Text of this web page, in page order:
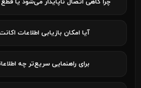
چرا گاهی اتصال ناپایدار می‌شود یا
آیا امکان بازیابی اطلاعات
برای راهنمایی سریع‌تر چه